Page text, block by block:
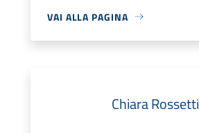
VAI ALLA PAGINA
Chiara Rossetti